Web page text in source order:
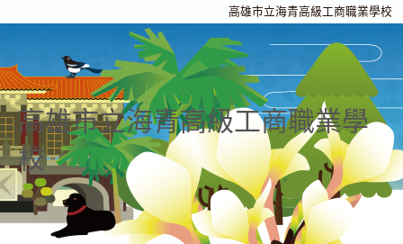
高雄市立海青高級工商職業學校
高雄市立海青高級工商職業學
校